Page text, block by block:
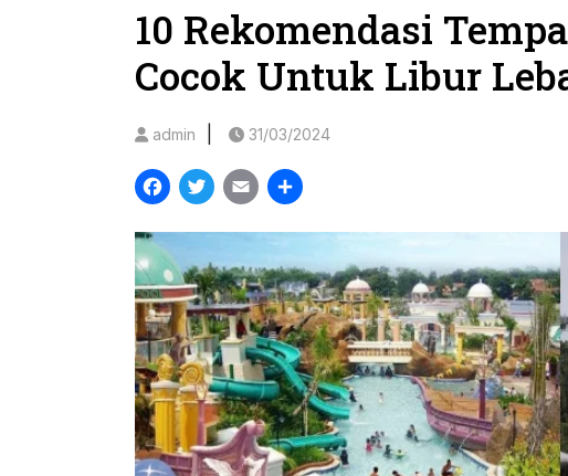
10 Rekomendasi
Cocok Untuk Libur
admin 31/03/2024
Facebook
Twitter
Email